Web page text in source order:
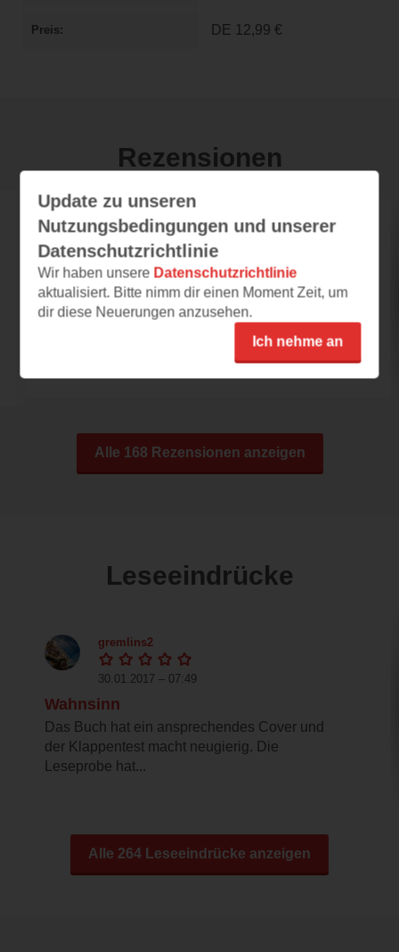
Preis DE 12,99 €
Rezensionen
readingnele
20.08.2025 – 08:54
Schöne Geschichte einer Kämpferin
Wer Romance-Bücher mag, darf „Paper
Princess“ auf keinen Fall verpassen! Ella
Alle 168 Rezensionen anzeigen
Leseeindrücke
gremlins2
30.01.2017 – 07:49
Wahnsinn
Das Buch hat ein ansprechendes Cover und
der Klappentest macht neugierig. Die
Leseprobe hat...
Alle 264 Leseeindrücke anzeigen
Update zu unseren
Nutzungsbedingungen und unserer
Datenschutzrichtlinie
Wir haben unsere Datenschutzrichtlinie
aktualisiert. Bitte nimm dir einen Moment Zeit, um
dir diese Neuerungen anzusehen.
Ich nehme an